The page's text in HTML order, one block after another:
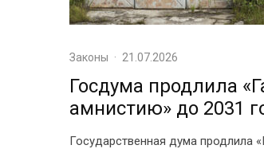
Законы · 21.07.2026
Госдума продлила
амнистию» до 2031
Государственная дума продлила